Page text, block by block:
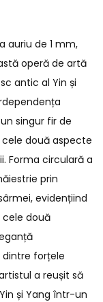
auriu de 1 mm,
operă de artă
antic al Yin și
singur fir de
două aspecte
Forma circulară a
prin
evidențiind
două
forțele
a reușit să
și Yang într-un